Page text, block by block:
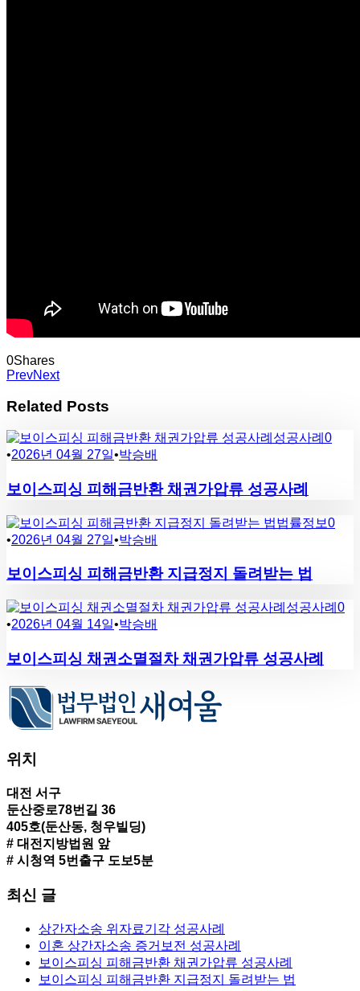
0Shares
PrevNext
Related Posts
성공사례 0
•2026년 04월 27일•박승배
보이스피싱 피해금반환 채권가압류 성공사례
법률정보0
•2026년 04월 27일•박승배
보이스피싱 피해금반환 지급정지 돌려받는 법
성공사례 0
•2026년 04월 14일•박승배
보이스피싱 채권소멸절차 채권가압류 성공사례
위치
대전 서구
둔산중로78번길 36
405호(둔산동, 청우빌딩)
# 대전지방법원 앞
# 시청역 5번출구 도보5분
최신 글
상간자소송 위자료기각 성공사례
이혼 상간자소송 증거보전 성공사례
보이스피싱 피해금반환 채권가압류 성공사례
보이스피싱 피해금반환 지급정지 돌려받는 법